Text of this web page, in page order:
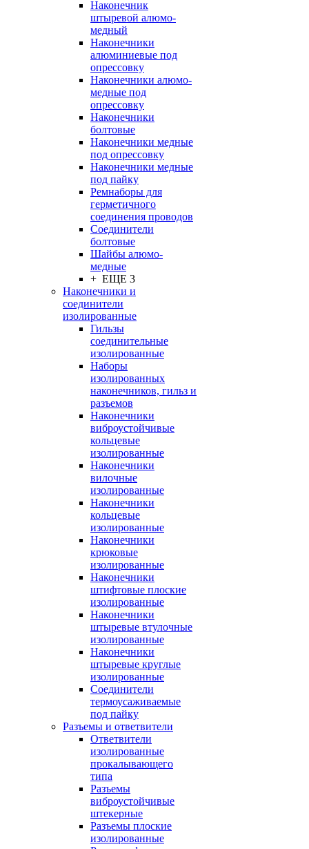
Наконечник
штыревой алюмо-
медный
Наконечники
алюминиевые под
опрессовку
Наконечники алюмо-
медные под
опрессовку
Наконечники
болтовые
Наконечники медные
под опрессовку
Наконечники медные
под пайку
Ремнаборы для
герметичного
соединения проводов
Соединители
болтовые
Шайбы алюмо-
медные
+ ЕЩЕ 3
Наконечники и
соединители
изолированные
Гильзы
соединительные
изолированные
Наборы
изолированных
наконечников, гильз и
разъемов
Наконечники
виброустойчивые
кольцевые
изолированные
Наконечники
вилочные
изолированные
Наконечники
кольцевые
изолированные
Наконечники
крюковые
изолированные
Наконечники
штифтовые плоские
изолированные
Наконечники
штыревые втулочные
изолированные
Наконечники
штыревые круглые
изолированные
Соединители
термоусаживаемые
под пайку
Разъемы и ответвители
Ответвители
изолированные
прокалывающего
типа
Разъемы
виброустойчивые
штекерные
Разъемы плоские
изолированные